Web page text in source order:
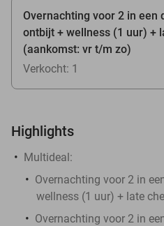
Overnachting voor 2 in een
ontbijt + wellness (1 uur) +
(aankomst: vr t/m zo)
Verkocht: 1
Highlights
Multideal:
​Overnachting voor 2 in
wellness (1 uur) + late
Overnachting voor 2 in